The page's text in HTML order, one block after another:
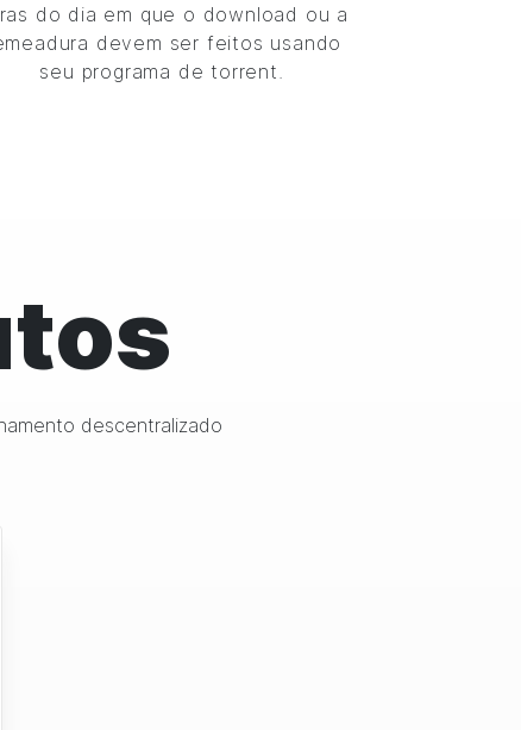
do dia em que o download ou a
devem ser feitos usando
seu programa de torrent.
descentralizado